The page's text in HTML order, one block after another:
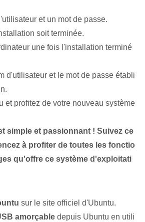
et un mot de passe.
soit terminée.
une fois l'installation terminé
d'utilisateur et le mot de passe établi
et profitez de votre nouveau système
simple et passionnant ! Suivez ce
à profiter de toutes les fonctio
qu'offre ce système d'exploitati
sur le site officiel d'Ubuntu.
amorçable depuis Ubuntu en utili